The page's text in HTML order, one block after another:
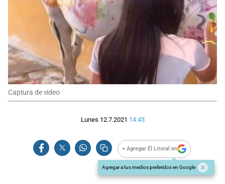
Captura de video
Lunes 12.7.2021 14:43
+ Agregar El Litoral en
Agregar a tus medios preferidos en Google